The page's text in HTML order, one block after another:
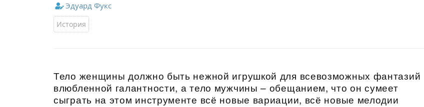
Эдуард Фукс
История
Тело женщины должно быть нежной игрушкой для всевозможных фантазий
влюбленной галантности, а тело мужчины – обещанием, что он сумеет
сыграть на этом инструменте всё новые вариации, всё новые мелодии